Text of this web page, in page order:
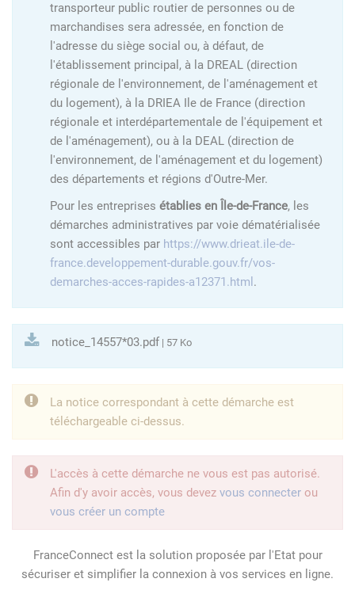
transporteur public routier de personnes ou de
marchandises sera adressée, en fonction de
l'adresse du siège social ou, à défaut, de
l'établissement principal, à la DREAL (direction
régionale de l'environnement, de l'aménagement et
du logement), à la DRIEA Ile de France (direction
régionale et interdépartementale de l'équipement et
de l'aménagement), ou à la DEAL (direction de
l'environnement, de l'aménagement et du logement)
des départements et régions d'Outre-Mer.
Pour les entreprises établies en Île-de-France, les
démarches administratives par voie dématérialisée
sont accessibles par https://www.drieat.ile-de-
france.developpement-durable.gouv.fr/vos-
demarches-acces-rapides-a12371.html .
notice_14557*03.pdf | 57 Ko
La notice correspondant à cette démarche est
téléchargeable ci-dessus.
L'accès à cette démarche ne vous est pas autorisé.
Afin d'y avoir accès, vous devez vous connecter ou
vous créer un compte
FranceConnect est la solution proposée par l'Etat pour
sécuriser et simplifier la connexion à vos services en ligne.